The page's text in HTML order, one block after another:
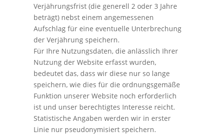
Verjährungsfrist (die generell 2 oder 3 Jahre
beträgt) nebst einem angemessenen
Aufschlag für eine eventuelle Unterbrechung
der Verjährung speichern.
Für Ihre Nutzungsdaten, die anlässlich Ihrer
Nutzung der Website erfasst wurden,
bedeutet das, dass wir diese nur so lange
speichern, wie dies für die ordnungsgemäße
Funktion unserer Website noch erforderlich
ist und unser berechtigtes Interesse reicht.
Statistische Angaben werden wir in erster
Linie nur pseudonymisiert speichern.